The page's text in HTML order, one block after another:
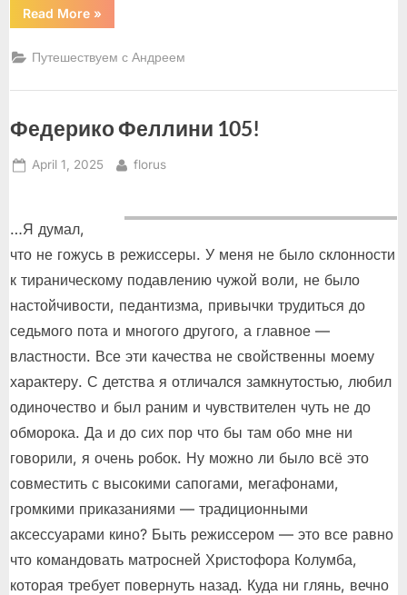
Read More“Отвезите
меня
Скотту!”
»
Путешествуем с Андреем
Федерико Феллини 105!
Posted
April 1, 2025 By
florus
…Я думал,
что не гожусь в режиссеры. У меня не было склонности
к тираническому подавлению чужой воли, не было
настойчивости, педантизма, привычки трудиться до
седьмого пота и многого другого, а главное —
властности. Все эти качества не свойственны моему
характеру. С детства я отличался замкнутостью, любил
одиночество и был раним и чувствителен чуть не до
обморока. Да и до сих пор что бы там обо мне ни
говорили, я очень робок. Ну можно ли было всё это
совместить с высокими сапогами, мегафонами,
громкими приказаниями — традиционными
аксессуарами кино? Быть режиссером — это все равно
что командовать матросней Христофора Колумба,
которая требует повернуть назад. Куда ни глянь, вечно